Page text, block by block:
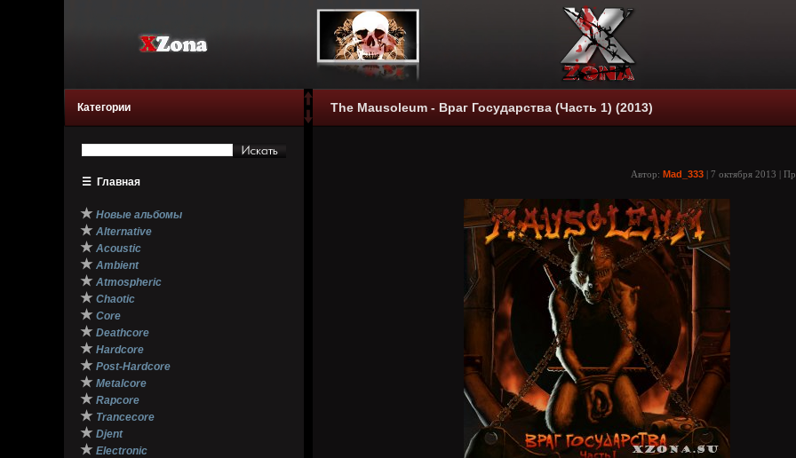
Категории
☰ Главная
★ Новые альбомы
★ Alternative
★ Acoustic
★ Ambient
★ Atmospheric
★ Chaotic
★ Core
★ Deathcore
★ Hardcore
★ Post-Hardcore
★ Metalcore
★ Rapcore
★ Trancecore
★ Djent
★ Electronic
The Mausoleum - Враг Государства (Часть 1) (2013)
Автор: Mad_333 | 7 октября 2013 |